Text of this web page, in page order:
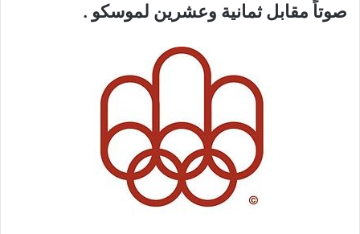
صوتاً مقابل ثمانية وعشرين لموسكو .